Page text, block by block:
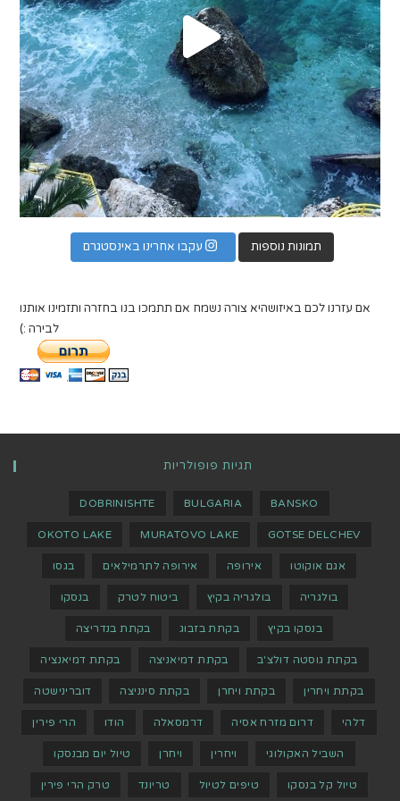
תמונות נוספות עקבו אחרינו באינסטגרם
אם עזרנו לכם באיזושהיא צורה נשמח אם תתמכו בנו בחזרה ותזמינו אותנו
לבירה :)
תגיות פופולריות
BANSKO
BULGARIA
DOBRINISHTE
GOTSE DELCHEV
MURATOVO LAKE
OKOTO LAKE
אגם אוקוטו אירופה אירופה לתרמילאים בגסו
בולגריה בולגריה בקיץ ביטוח לטרק בנסקו
בנסקו בקיץ בקתת בזבוג בקתת בנדריצה
בקתת גוסטה דולצ'ב בקתת דמיאניצה בקתת דמיאנציה
בקתת ויחרין בקתת ויחרן בקתת סינניצה דוברינישטה
דלהי דרום מזרח אסיה דרמסאלה הודו הרי פירין
השביל האקולוגי ויחרין ויחרן טיול יום מבנסקו
טיול קל בנסקו טיפים לטיול טריונד טרק הרי פירין